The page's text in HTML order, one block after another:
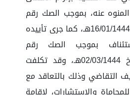
عنه، بموجب الصك رقم
433979305 وتاريخ 16/01/1444هـ، كما جرى تأييده
بموجب الصك رقم
4430102207 وتاريخ 02/03/1444هـ، وقد تكلفت
التقاضي وذلك بالتعاقد مع
والاستشارات، لإقامة